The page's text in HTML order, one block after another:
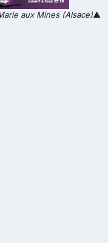
aux Mines (Alsace)▲